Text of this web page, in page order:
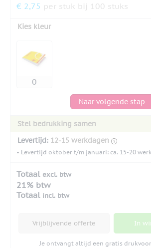
€ 2,75 per stuk bij 100 stuks
Kies kleur
Naar volgende stap
Stel bedrukking samen
Levertijd: 12-15 werkdagen
• Levertijd oktober t/m januari: ca. 15-20
Totaal excl. btw
21% btw
Totaal incl. btw
Vrijblijvende offerte In
Je ontvangt altijd een gratis